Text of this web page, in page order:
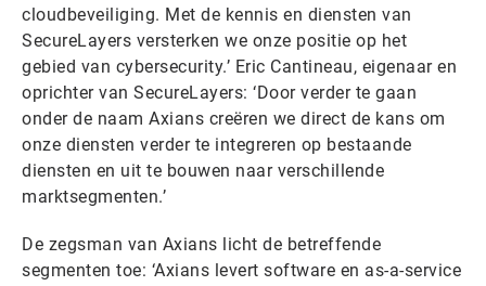
cloudbeveiliging. Met de kennis en diensten van
SecureLayers versterken we onze positie op het
gebied van cybersecurity.’ Eric Cantineau, eigenaar en
oprichter van SecureLayers: ‘Door verder te gaan
onder de naam Axians creëren we direct de kans om
onze diensten verder te integreren op bestaande
diensten en uit te bouwen naar verschillende
marktsegmenten.’
De zegsman van Axians licht de betreffende
segmenten toe: ‘Axians levert software en as-a-service